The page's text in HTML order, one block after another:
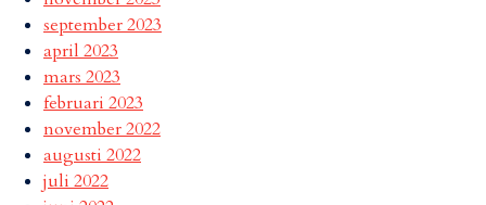
september 2023
april 2023
mars 2023
februari 2023
november 2022
augusti 2022
juli 2022